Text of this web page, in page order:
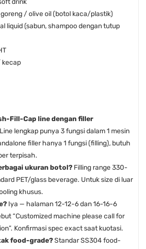
drink
/ olive oil (botol kaca/plastik)
liquid (sabun, shampoo dengan tutup
kecap
Fill-Cap line dengan filler
Line lengkap punya 3 fungsi dalam 1 mesin
filler hanya 1 fungsi (filling), butuh
terpisah.
ukuran botol? Filling range 330-
PET/glass beverage. Untuk size di luar
khusus.
Iya — halaman 12-12-6 dan 16-16-6
“Customized machine please call for
Konfirmasi spec exact saat kuotasi.
food-grade?Standar SS304 food-